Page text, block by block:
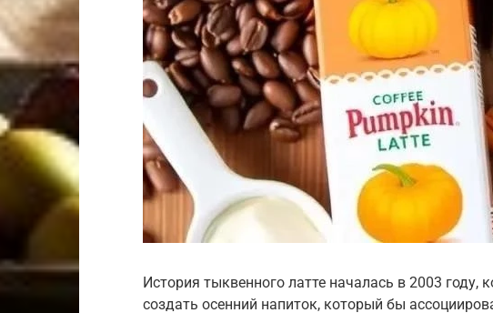
История тыквенного латте началась в 2003 году,
создать осенний напиток, который бы